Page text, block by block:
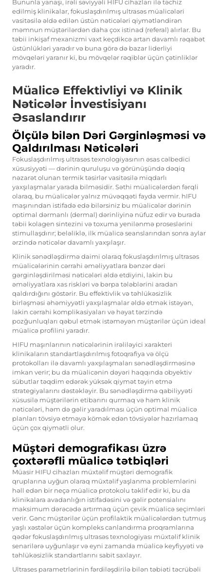
Bununla yanaşı, irəli səviyyəli HIFU cihazları ilə təchiz
edilmiş klinikalar, fokuslaşdırılmış ultrasəs müalicələri
vasitəsilə əldə edilən üstün nəticələri qiymətləndirən
məmnun müştərilərdən daha çox istinad (referal) alırlar. Bu
təbii inkişaf mexanizmi vaxt keçdikcə artan davamlı rəqabət
üstünlükləri yaradır və buna görə də bazar liderliyi
mövqeləri yaranır ki, bu mövqelər rəqiblər üçün çətinliklər
yaradır.
Müalicə Effektivliyi və Klinik
Nəticələr İnvestisiyanı
Əsaslandırır
Ölçülə bilən Dəri Gərginləşməsi və
Qaldırılması Nəticələri
Fokuslaşdırılmış ultrasəs texnologiyasının əsas cəlbedici
xüsusiyyəti — dərinin quruluşu və görünüşündə dəqiq
nəzarət olunan termik təsirlər vasitəsilə miqdarlı
yaxşılaşmalar yarada bilməsidir. Səthi müalicələrdən fərqli
olaraq, bu müalicələr yalnız müvəqqəti fayda vermir. hIFU
maşınından istifadə edə bilərsiniz bu müalicələr dərinin
optimal dərmanlı (dermal) dərinliyinə nüfuz edir və burada
təbii kolagen sintezini və toxuma yenilənmə proseslərini
stimullaşdırır; beləliklə, ilk müalicə seanslarından sonra aylar
ərzində nəticələr davamlı yaxşılaşır.
Klinik sənədləşdirmə daimi olaraq fokuslaşdırılmış ultrasəs
müalicələrinin cərrahi əməliyyatlara bənzər dəri
gərginləşdirilməsi nəticələri əldə etdiyini, lakin bu
əməliyyatlara xas riskləri və bərpa tələblərini aradan
qaldırdığını göstərir. Bu effektivlik və təhlükəsizlik
birləşməsi əhəmiyyətli yaxşılaşmalar əldə etmək istəyən,
lakin cərrahi komplikasiyaları və həyat tərzində
pozğunluqları qəbul etmək istəməyən müştərilər üçün ideal
müalicə profilini yaradır.
HIFU maşınlarının nəticələrinin irəliləyici xarakteri
klinikaların standartlaşdırılmış fotoqrafiya və ölçü
protokolları ilə davamlı yaxşılaşmaları sənədləşdirməsinə
imkan verir; bu da müalicənin dəyəri haqqında obyektiv
sübutlar təqdim edərək yüksək qiymət təyin etmə
strategiyalarını dəstəkləyir. Bu sənədləşdirmə qabiliyyəti
xüsusilə müştərilərin etibarını qurmaq və həm klinik
nəticələri, həm də gəlir yaradılması üçün optimal müalicə
planları tövsiyə etməyə kömək edən tövsiyələr hazırlamaq
üçün çox qiymətli olur.
Müştəri demografikası üzrə
çoxtərəfli müalicə tətbiqləri
Müasir HIFU cihazları müxtəlif müştəri demografik
qruplarına uyğun olaraq müxtəlif yaşlanma problemlərini
həll edən bir neçə müalicə protokolu təklif edir ki, bu da
klinikalara avadanlığın istifadəsini və gəlir potensialını
maksimum dərəcədə artırmaq üçün çevik müalicə seçimləri
verir. Gənc müştərilər üçün profilaktik müalicələrdən tutmuş
yaşlı xəstələr üçün kompleks canlandırma proqramlarına
qədər fokuslaşdırılmış ultrasəs texnologiyası müxtəlif klinik
senarilərə uyğunlaşır və eyni zamanda müalicə keyfiyyəti və
təhlükəsizlik standartlarını sabit saxlayır.
Ultrases parametrlərinin fərdiləşdirilə bilən təbiəti təcrübəli